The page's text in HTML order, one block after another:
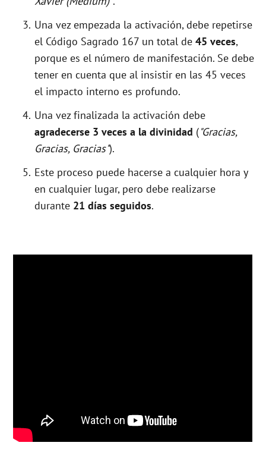
Una vez empezada la activación, debe repetirse
el Código Sagrado 167 un total de 45 veces,
porque es el número de manifestación. Se debe
tener en cuenta que al insistir en las 45 veces
el impacto interno es profundo.
Una vez finalizada la activación debe
agradecerse 3 veces a la divinidad ("Gracias,
Gracias, Gracias").
Este proceso puede hacerse a cualquier hora y
en cualquier lugar, pero debe realizarse
durante 21 días seguidos.